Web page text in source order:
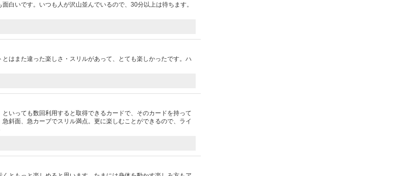
白いです。いつも人が沢山並んでいるので、30分以上は待ちます。
はまた違った楽しさ・スリルがあって、とても楽しかったです。ハ
いっても数回利用すると取得できるカードで、そのカードを持って
斜面、急カーブでスリル満点。更に楽しむことができるので、ライ